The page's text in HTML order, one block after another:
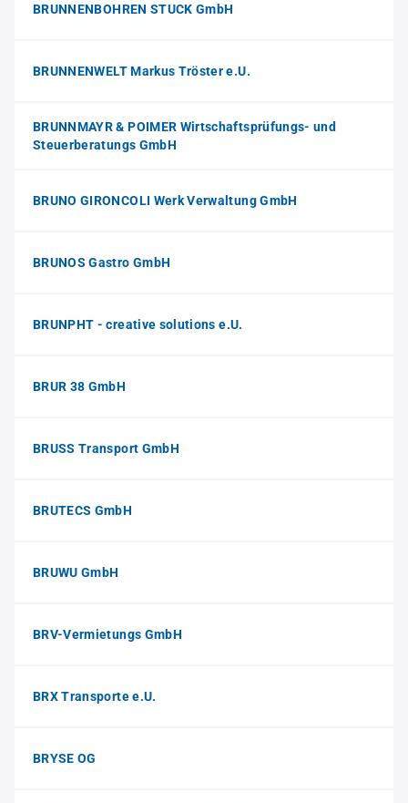
BRUNNENBOHREN STUCK GmbH
BRUNNENWELT Markus Tröster e.U.
BRUNNMAYR & POIMER Wirtschaftsprüfungs- und
Steuerberatungs GmbH
BRUNO GIRONCOLI Werk Verwaltung GmbH
BRUNOS Gastro GmbH
BRUNPHT - creative solutions e.U.
BRUR 38 GmbH
BRUSS Transport GmbH
BRUTECS GmbH
BRUWU GmbH
BRV-Vermietungs GmbH
BRX Transporte e.U.
BRYSE OG